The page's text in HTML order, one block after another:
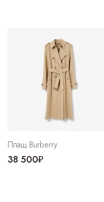
Плащ Burberry
38 500₽